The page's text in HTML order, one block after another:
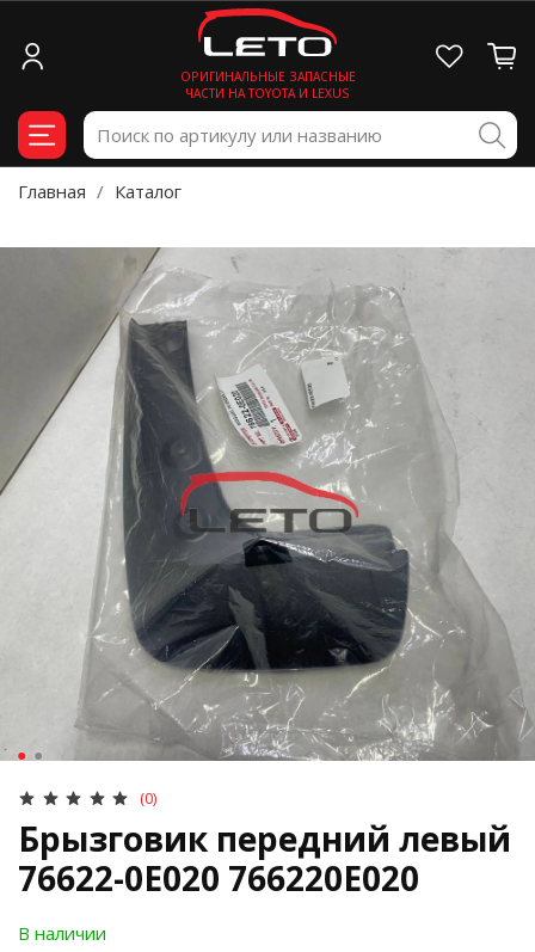
ОРИГИНАЛЬНЫЕ ЗАПАСНЫЕ
ЧАСТИ НА TOYOTA И LEXUS
Главная Каталог
(0)
Брызговик передний левый
76622-0E020 766220E020
В наличии